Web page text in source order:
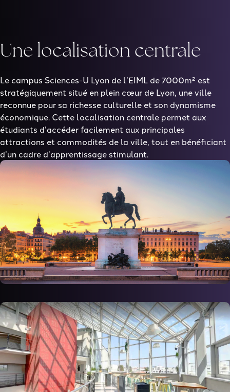
Une localisation centrale
Le campus Sciences-U Lyon de l’EIML de 7000m² est
stratégiquement situé en plein cœur de Lyon, une ville
reconnue pour sa richesse culturelle et son dynamisme
économique. Cette localisation centrale permet aux
étudiants d’accéder facilement aux principales
attractions et commodités de la ville, tout en bénéficiant
d’un cadre d’apprentissage stimulant.